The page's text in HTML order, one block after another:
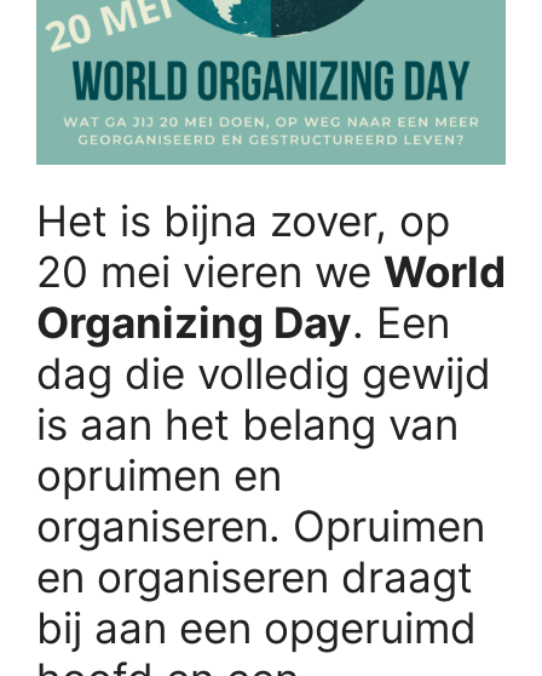
Het is bijna zover, op
20 mei vieren we World
Organizing Day. Een
dag die volledig gewijd
is aan het belang van
opruimen en
organiseren. Opruimen
en organiseren draagt
bij aan een opgeruimd